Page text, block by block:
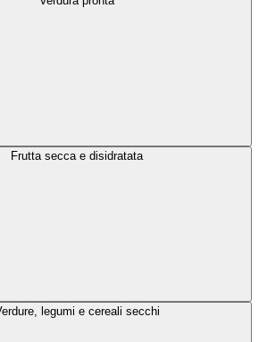
Frutta secca e disidratata
legumi e cereali secchi